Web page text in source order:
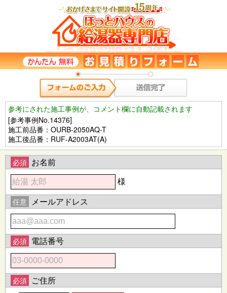
参考にされた施工事例が、コメント欄に自動記載されます
[参考事例No.14376]
施工前品番：OURB-2050AQ-T
施工後品番：RUF-A2003AT(A)
必須 お名前
様
任意 メールアドレス
必須 電話番号
必須 ご住所